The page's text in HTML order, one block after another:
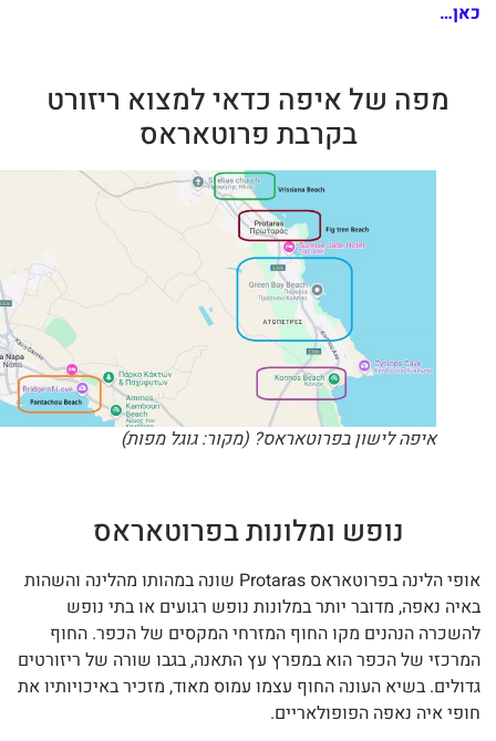
מפה של איפה כדאי למצוא ריזורט
בקרבת פרוטאראס
איפה לישון בפרוטאראס? (מקור: גוגל מפות)
נופש ומלונות בפרוטאראס
אופי הלינה בפרוטאראס Protaras שונה במהותו מהלינה והשהות
נאפה, מדובר יותר במלונות נופש רגועים או בתי נופש
הנהנים מקו החוף המזרחי המקסים של הכפר. החוף
של הכפר הוא במפרץ עץ התאנה, בגבו שורה של ריזורטים
בשיא העונה החוף עצמו עמוס מאוד, מזכיר באיכויותיו את
איה נאפה הפופולאריים.